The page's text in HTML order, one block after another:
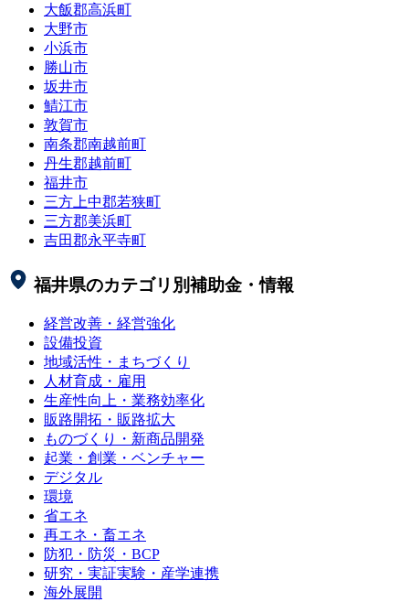
大飯郡高浜町
大野市
小浜市
勝山市
坂井市
鯖江市
敦賀市
南条郡南越前町
丹生郡越前町
福井市
三方上中郡若狭町
三方郡美浜町
吉田郡永平寺町
福井県のカテゴリ別補助金・情報
経営改善・経営強化
設備投資
地域活性・まちづくり
人材育成・雇用
生産性向上・業務効率化
販路開拓・販路拡大
ものづくり・新商品開発
起業・創業・ベンチャー
デジタル
環境
省エネ
再エネ・畜エネ
防犯・防災・BCP
研究・実証実験・産学連携
海外展開